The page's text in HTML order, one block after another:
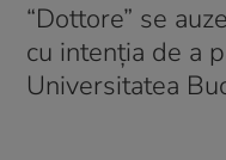
“Dottore” se
cu intenţia de a
Universitatea